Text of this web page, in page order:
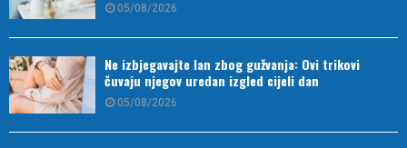
05/08/2026
Ne izbjegavajte lan zbog gužvanja: Ovi trikovi
čuvaju njegov uredan izgled cijeli dan
05/08/2026